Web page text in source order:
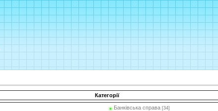
Категорії
Банківська справа [34]